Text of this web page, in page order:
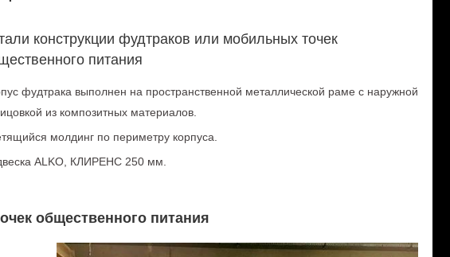
конструкции фудтраков или мобильных точек
питания
фудтрака выполнен на пространственной металлической раме с наружной
из композитных материалов.
молдинг по периметру корпуса.
ALKO, КЛИРЕНС 250 мм.
общественного питания